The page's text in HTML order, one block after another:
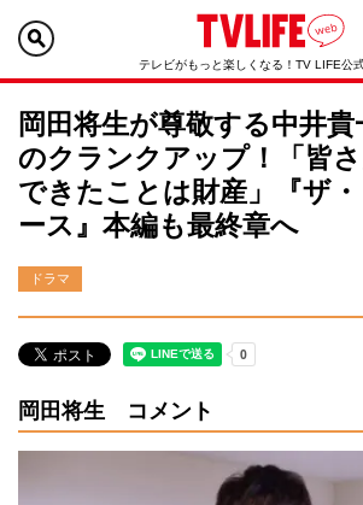
テレビがもっと楽しくなる！TV LIFE公
岡田将生が尊敬する中井
のクランクアップ！「皆
できたことは財産」『ザ
ース』本編も最終章へ
ドラマ
岡田将生 コメント